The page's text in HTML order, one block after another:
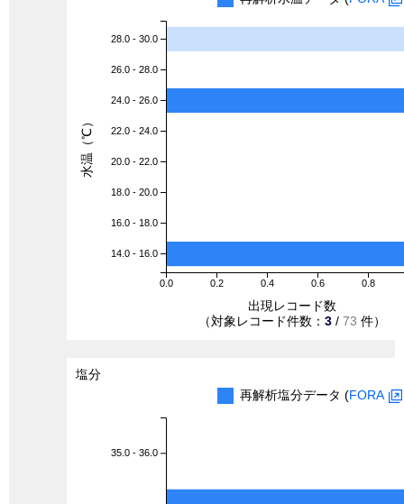
0.0 0.2 0.4 0.6 0.8
28.0 - 30.0
26.0 - 28.0
24.0 - 26.0
22.0 - 24.0
20.0 - 22.0
18.0 - 20.0
16.0 - 18.0
14.0 - 16.0
出現レコード数
（対象レコード件数： 3 / 73 件）
水温（℃）
塩分
再解析塩分データ (FORA
35.0 - 36.0